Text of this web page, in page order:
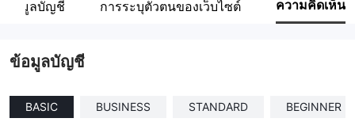
ชื่อบริษัท
ข้อมูลบัญชี การระบุตัวตนของเว็บไซต์ ความคิดเห็น
ข้อมูลบัญชี
BASIC BUSINESS STANDARD BEGINNER